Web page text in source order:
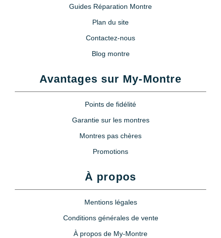
Guides Réparation Montre
Plan du site
Contactez-nous
Blog montre
Avantages sur My-Montre
Points de fidélité
Garantie sur les montres
Montres pas chères
Promotions
À propos
Mentions légales
Conditions générales de vente
À propos de My-Montre